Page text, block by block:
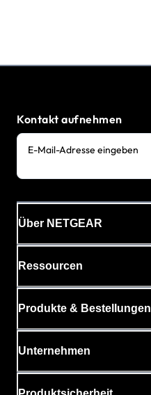
Kontakt aufnehmen
E-Mail-Adresse eingeben
Über NETGEAR
Ressourcen
Produkte & Bestellungen
Unternehmen